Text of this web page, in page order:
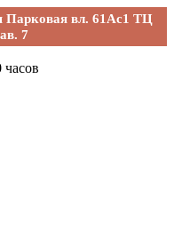
Парковая вл. 61Ас1 ТЦ
7
часов